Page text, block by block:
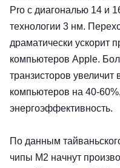
Pro с диагональю 14 и
технологии 3 нм.
драматически ускорит
компьютеров Apple.
транзисторов
компьютеров на 40-
энергоэффективность.
По данным
чипы M2 начнут